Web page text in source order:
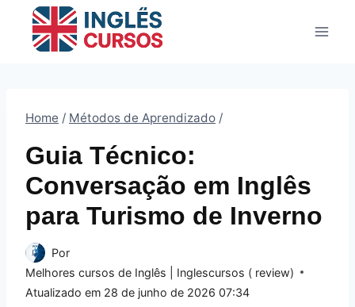
Home / Métodos de Aprendizado /
Guia Técnico:
Conversação em Inglês
para Turismo de Inverno
Por
Melhores cursos de Inglês | Inglescursos ( review)
Atualizado em 28 de junho de 2026 07:34